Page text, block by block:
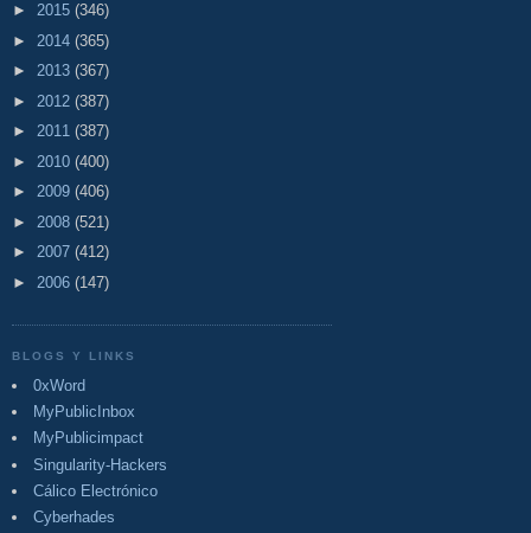
► 2015 (346)
► 2014 (365)
► 2013 (367)
► 2012 (387)
► 2011 (387)
► 2010 (400)
► 2009 (406)
► 2008 (521)
► 2007 (412)
► 2006 (147)
BLOGS Y LINKS
0xWord
MyPublicInbox
MyPublicimpact
Singularity-Hackers
Cálico Electrónico
Cyberhades